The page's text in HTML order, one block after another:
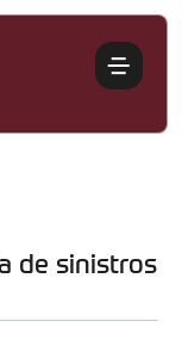
de sinistros